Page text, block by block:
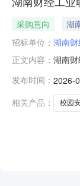
采购意向 湖
招标单位： 湖南
正文内容： 湖南
月）
发布时间： 2026-
相关产品：
校园